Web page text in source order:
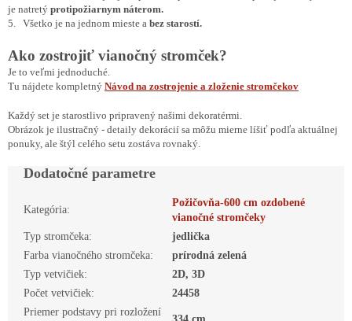
je natretý protipožiarnym náterom.
5. Všetko je na jednom mieste a bez starostí.
Ako zostrojiť vianočný stromček?
Je to veľmi jednoduché.
Tu nájdete kompletný Návod na zostrojenie a zloženie stromčekov
Každý set je starostlivo pripravený našimi dekoratérmi.
Obrázok je ilustračný - detaily dekorácií sa môžu mierne líšiť podľa aktuálnej
ponuky, ale štýl celého setu zostáva rovnaký.
Dodatočné parametre
Kategória:
Požičovňa-600 cm ozdobené
vianočné stromčeky
Typ stromčeka:
jedlička
Farba vianočného stromčeka:
prírodná zelená
Typ vetvičiek:
2D, 3D
Počet vetvičiek:
24458
Priemer podstavy pri rozložení